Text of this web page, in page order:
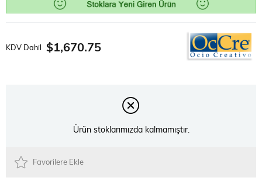
KDV Dahil $1,670.75
Ürün stoklarımızda kalmamıştır.
Favorilere Ekle